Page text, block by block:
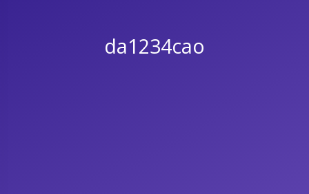
da1234cao